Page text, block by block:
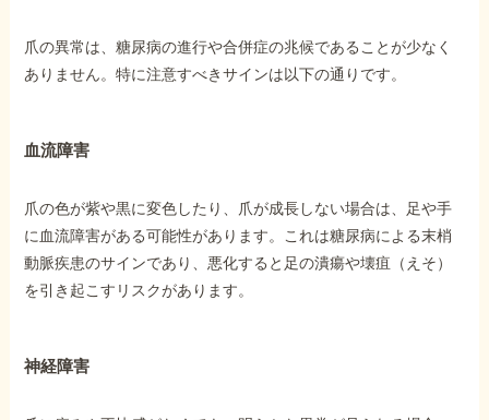
爪の異常は、糖尿病の進行や合併症の兆候であることが少なく
ありません。特に注意すべきサインは以下の通りです。
血流障害
爪の色が紫や黒に変色したり、爪が成長しない場合は、足や手
に血流障害がある可能性があります。これは糖尿病による末梢
動脈疾患のサインであり、悪化すると足の潰瘍や壊疽（えそ）
を引き起こすリスクがあります。
神経障害